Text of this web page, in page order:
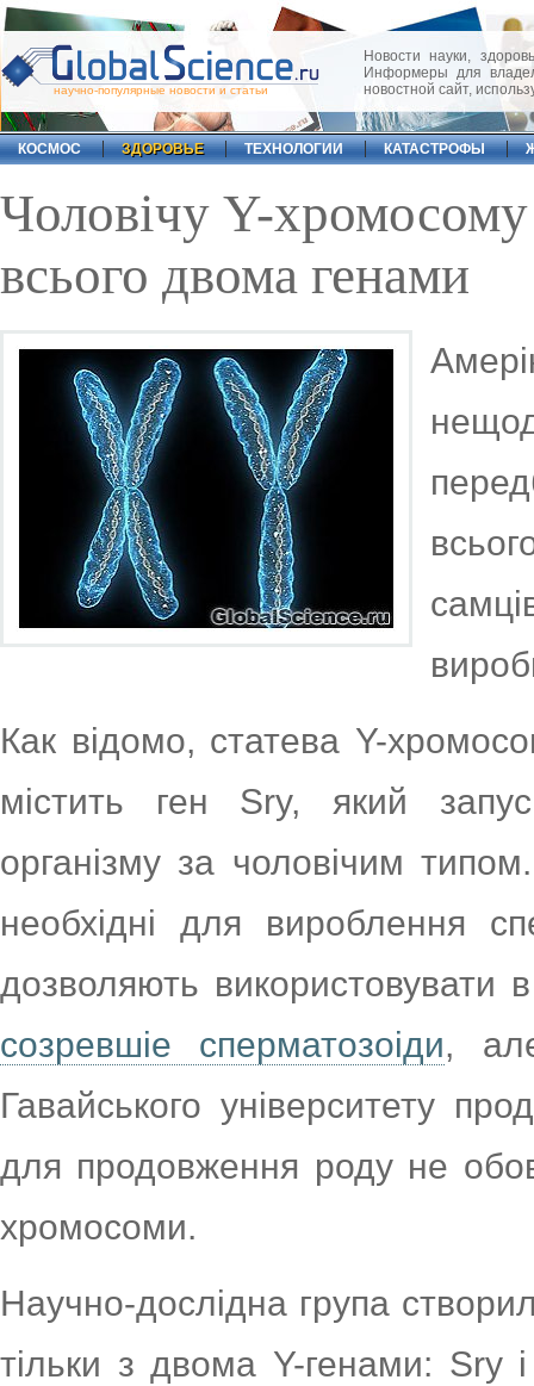
научно-популярные новости и статьи
Новости науки,
Информеры для
новостной сайт,
КОСМОС ЗДОРОВЬЕ ТЕХНОЛОГИИ КАТАСТРОФЫ
Чоловічу Y-
всього двома генами
Как відомо, статева Y-
містить ген Sry, який
організму за чоловічим
необхідні для вироблення
дозволяють використовувати
созревшіе сперматозоіди,
Гавайського університету
для продовження роду не
хромосоми.
Научно-дослідна група
тільки з двома Y-генами: Sry